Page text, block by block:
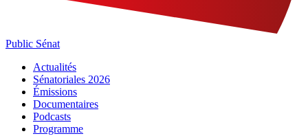
Public Sénat
Actualités
Sénatoriales 2026
Émissions
Documentaires
Podcasts
Programme